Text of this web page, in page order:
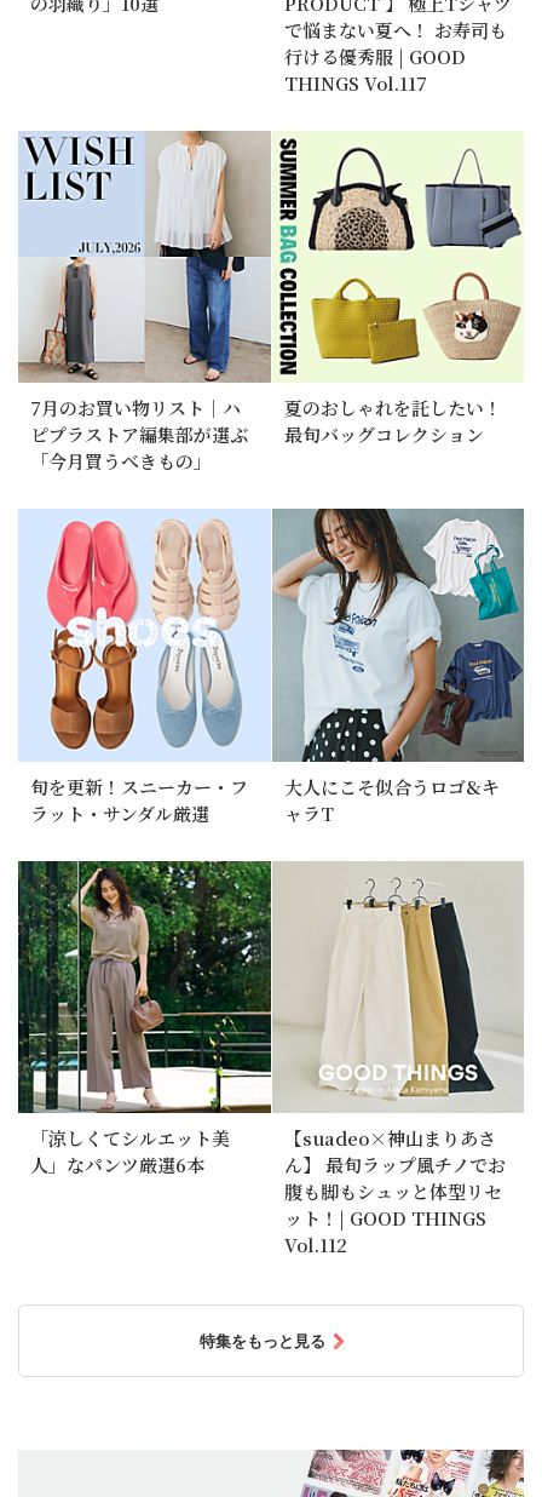
で悩まない夏へ！ お寿司も
行ける優秀服 | GOOD
THINGS Vol.117
7月のお買い物リスト｜ハ
ピプラストア編集部が選ぶ
「今月買うべきもの」
夏のおしゃれを託したい！
最旬バッグコレクション
旬を更新！スニーカー・フ
ラット・サンダル厳選
大人にこそ似合うロゴ&キ
ャラT
「涼しくてシルエット美
人」なパンツ厳選6本
【suadeo×神山まりあさ
ん】 最旬ラップ風チノでお
腹も脚もシュッと体型リセ
ット！| GOOD THINGS
Vol.112
特集をもっと見る